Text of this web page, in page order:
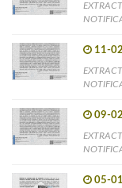
11-
09-
05-